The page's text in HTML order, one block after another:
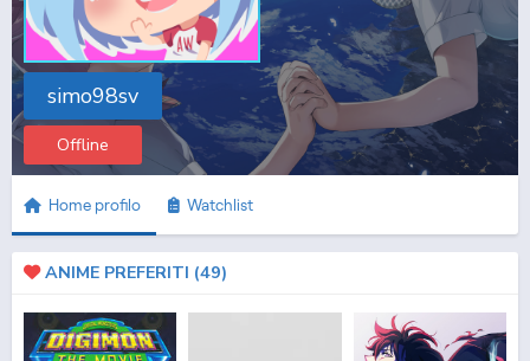
simo98sv
Offline
Home profilo Watchlist
ANIME PREFERITI (49)